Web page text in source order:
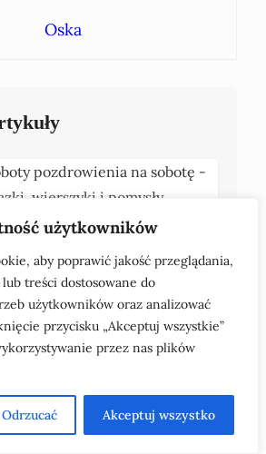
użytkowników
aby poprawić jakość przeglądania,
treści dostosowane do
użytkowników oraz analizować
przycisku „Akceptuj wszystkie”
przez nas plików
Odrzucać Akceptuj wszystko
Oska
pozdrowienia na sobotę – darmowe
i pomysły